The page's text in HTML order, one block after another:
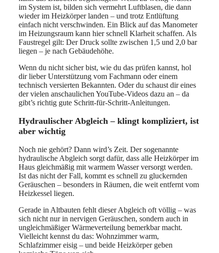
im System ist, bilden sich vermehrt Luftblasen, die dann
wieder im Heizkörper landen – und trotz Entlüftung
einfach nicht verschwinden. Ein Blick auf das Manometer
im Heizungsraum kann hier schnell Klarheit schaffen. Als
Faustregel gilt: Der Druck sollte zwischen 1,5 und 2,0 bar
liegen – je nach Gebäudehöhe.
Wenn du nicht sicher bist, wie du das prüfen kannst, hol
dir lieber Unterstützung vom Fachmann oder einem
technisch versierten Bekannten. Oder du schaust dir eines
der vielen anschaulichen YouTube-Videos dazu an – da
gibt’s richtig gute Schritt-für-Schritt-Anleitungen.
Hydraulischer Abgleich – klingt kompliziert, ist
aber wichtig
Noch nie gehört? Dann wird’s Zeit. Der sogenannte
hydraulische Abgleich sorgt dafür, dass alle Heizkörper im
Haus gleichmäßig mit warmem Wasser versorgt werden.
Ist das nicht der Fall, kommt es schnell zu gluckernden
Geräuschen – besonders in Räumen, die weit entfernt vom
Heizkessel liegen.
Gerade in Altbauten fehlt dieser Abgleich oft völlig – was
sich nicht nur in nervigen Geräuschen, sondern auch in
ungleichmäßiger Wärmeverteilung bemerkbar macht.
Vielleicht kennst du das: Wohnzimmer warm,
Schlafzimmer eisig – und beide Heizkörper geben